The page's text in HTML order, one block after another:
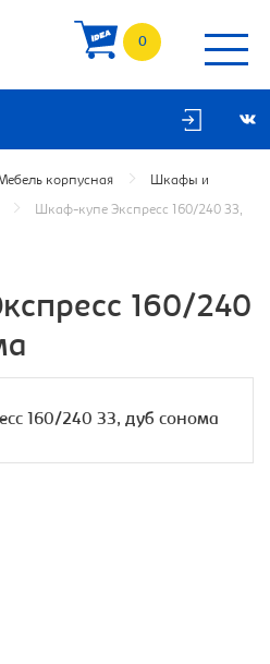
0
корпусная Шкафы и
Шкаф-купе Экспресс 160/240 ЗЗ,
160/240